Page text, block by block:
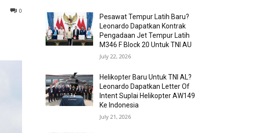
0
Pesawat Tempur Latih Baru?
Leonardo Dapatkan Kontrak
Pengadaan Jet Tempur Latih
M346 F Block 20 Untuk TNI AU
July 22, 2026
Helikopter Baru Untuk TNI AL?
Leonardo Dapatkan Letter Of
Intent Suplai Helikopter AW149
Ke Indonesia
July 21, 2026